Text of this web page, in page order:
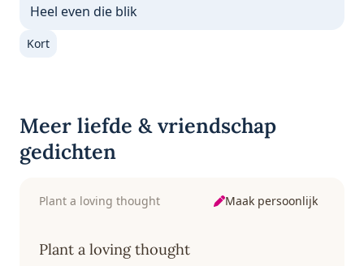
Volgende gedicht:
Heel even die blik
Kort
Meer liefde & vriendschap
gedichten
Plant a loving thought Maak persoonlijk
Plant a loving thought